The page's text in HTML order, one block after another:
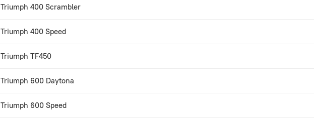
Triumph 400 Scrambler
Triumph 400 Speed
Triumph TF450
Triumph 600 Daytona
Triumph 600 Speed